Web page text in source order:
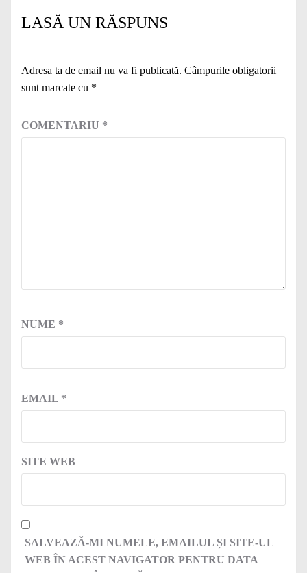
LASĂ UN RĂSPUNS
Adresa ta de email nu va fi publicată. Câmpurile obligatorii
sunt marcate cu *
COMENTARIU *
NUME *
EMAIL *
SITE WEB
SALVEAZĂ-MI NUMELE, EMAILUL ȘI SITE-UL
WEB ÎN ACEST NAVIGATOR PENTRU DATA